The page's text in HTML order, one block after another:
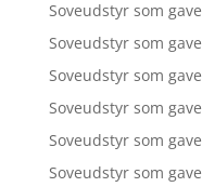
Soveudstyr som gave
Soveudstyr som gave
Soveudstyr som gave
Soveudstyr som gave
Soveudstyr som gave
Soveudstyr som gave